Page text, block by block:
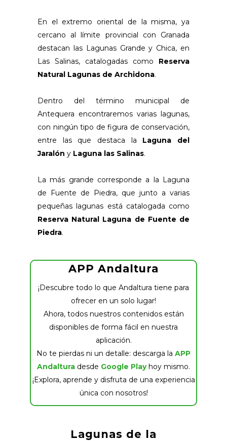
En el extremo oriental de la misma, ya
cercano al límite provincial con Granada
destacan las Lagunas Grande y Chica, en
Las Salinas, catalogadas como Reserva
Natural Lagunas de Archidona.
Dentro del término municipal de
Antequera encontraremos varias lagunas,
con ningún tipo de figura de conservación,
entre las que destaca la Laguna del
Jaralón y Laguna las Salinas.
La más grande corresponde a la Laguna
de Fuente de Piedra, que junto a varias
pequeñas lagunas está catalogada como
Reserva Natural Laguna de Fuente de
Piedra.
APP Andaltura
¡Descubre todo lo que Andaltura tiene para
ofrecer en un solo lugar!
Ahora, todos nuestros contenidos están
disponibles de forma fácil en nuestra
aplicación.
No te pierdas ni un detalle: descarga la APP
Andaltura desde Google Playhoy mismo.
¡Explora, aprende y disfruta de una experiencia
única con nosotros!
Lagunas de la